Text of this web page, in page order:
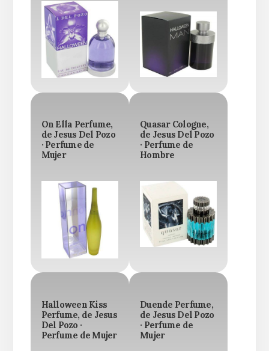
On Ella Perfume,
de Jesus Del Pozo
· Perfume de
Mujer
Quasar Cologne,
de Jesus Del Pozo
· Perfume de
Hombre
Halloween Kiss
Perfume, de Jesus
Del Pozo ·
Perfume de Mujer
Duende Perfume,
de Jesus Del Pozo
· Perfume de
Mujer